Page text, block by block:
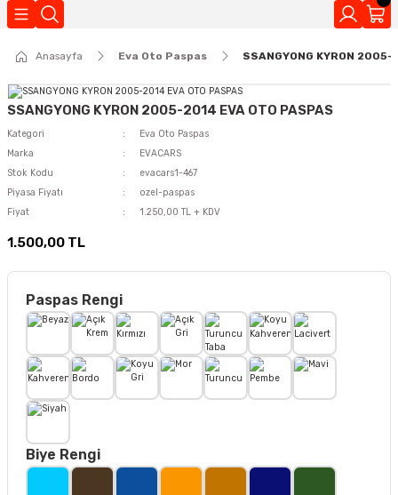
Anasayfa Eva Oto Paspas SSANGYONG KYRON 2005-
SSANGYONG KYRON 2005-2014 EVA OTO PASPAS
Kategori
Eva Oto Paspas
Marka
EVACARS
Stok Kodu
evacars1-467
Piyasa Fiyatı
ozel-paspas
Fiyat
1.250,00 TL + KDV
1.500,00 TL
Paspas Rengi
Biye Rengi